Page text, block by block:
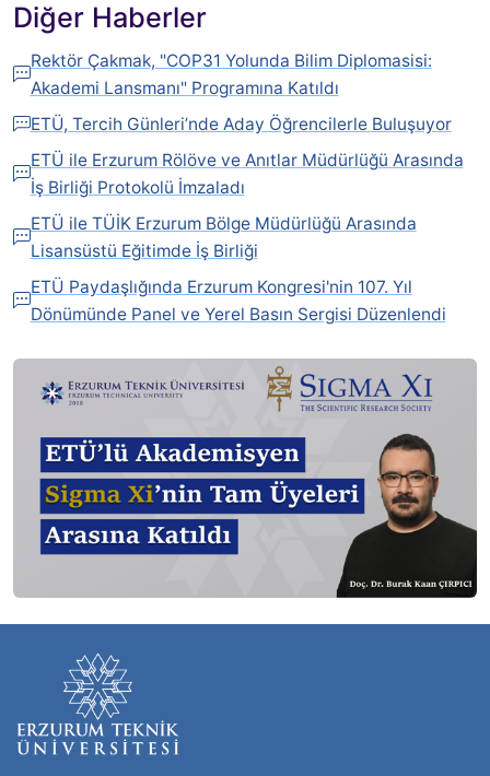
Diğer Haberler
Rektör Çakmak, "COP31 Yolunda Bilim Diplomasisi:
Akademi Lansmanı" Programına Katıldı
ETÜ, Tercih Günleri’nde Aday Öğrencilerle Buluşuyor
ETÜ ile Erzurum Rölöve ve Anıtlar Müdürlüğü Arasında
İş Birliği Protokolü İmzaladı
ETÜ ile TÜİK Erzurum Bölge Müdürlüğü Arasında
Lisansüstü Eğitimde İş Birliği
ETÜ Paydaşlığında Erzurum Kongresi'nin 107. Yıl
Dönümünde Panel ve Yerel Basın Sergisi Düzenlendi